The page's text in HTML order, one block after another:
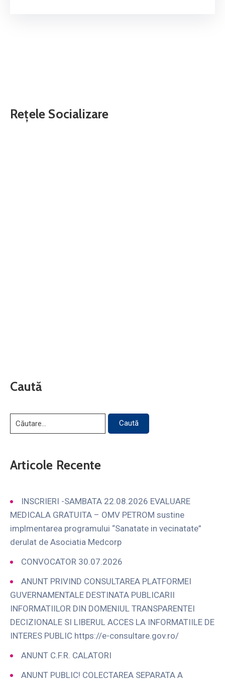
Rețele Socializare
Caută
Articole Recente
INSCRIERI -SAMBATA 22.08.2026 EVALUARE
MEDICALA GRATUITA – OMV PETROM sustine
implmentarea programului “Sanatate in vecinatate”
derulat de Asociatia Medcorp
CONVOCATOR 30.07.2026
ANUNT PRIVIND CONSULTAREA PLATFORMEI
GUVERNAMENTALE DESTINATA PUBLICARII
INFORMATIILOR DIN DOMENIUL TRANSPARENTEI
DECIZIONALE SI LIBERUL ACCES LA INFORMATIILE DE
INTERES PUBLIC https://e-consultare.gov.ro/
ANUNT C.F.R. CALATORI
ANUNT PUBLIC! COLECTAREA SEPARATA A